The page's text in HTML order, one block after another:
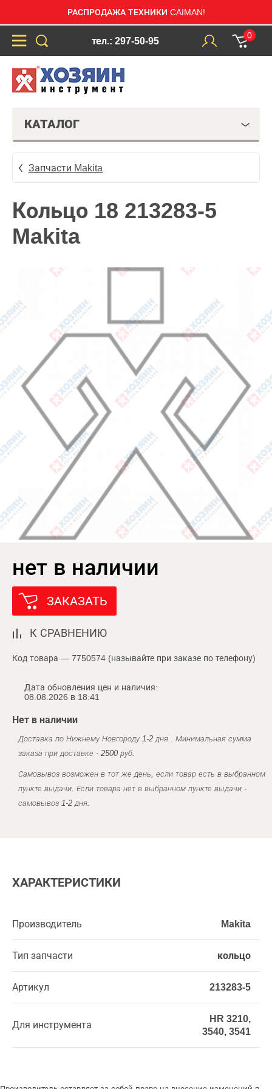
РАСПРОДАЖА ТЕХНИКИ CAIMAN!
тел.: 297-50-95
0
КАТАЛОГ
Запчасти Makita
Кольцо 18 213283-5
Makita
нет в наличии
ЗАКАЗАТЬ
К СРАВНЕНИЮ
Код товара — 7750574 (называйте при заказе по телефону)
Дата обновления цен и наличия:
08.08.2026 в 18:41
Нет в наличии
Доставка по Нижнему Новгороду 1-2 дня . Минимальная сумма
заказа при доставке - 2500 руб.
Самовывоз возможен в тот же день, если товар есть в выбранном
пункте выдачи. Если товара нет в выбранном пункте выдачи -
самовывоз 1-2 дня.
ХАРАКТЕРИСТИКИ
Производитель Makita
Тип запчасти кольцо
Артикул 213283-5
Для инструмента
HR 3210,
3540, 3541